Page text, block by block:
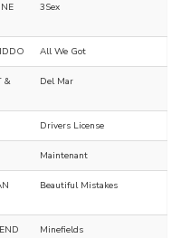
3Sex
All We Got
&
Del Mar
Drivers License
Maintenant
Beautiful Mistakes
Minefields